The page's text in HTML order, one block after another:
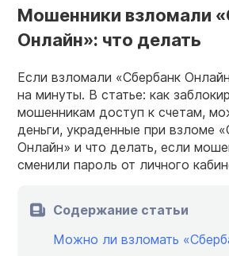
Мошенники взломали
Онлайн»: что делать
Если взломали «Сбербанк
на минуты. В статье: как
мошенникам доступ к счетам,
деньги, украденные при взломе
Онлайн» и что делать, если
сменили пароль от личного
Содержание статьи
Можно ли взломать